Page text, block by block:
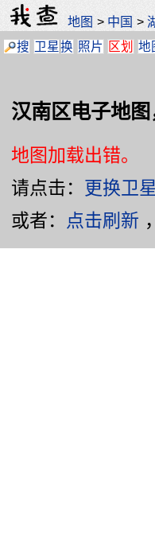
地图 > 中国 >
搜 卫星换 照片 区划 地
汉南区电子地
地图加载出错。
请点击： 更换卫
或者： 点击刷新